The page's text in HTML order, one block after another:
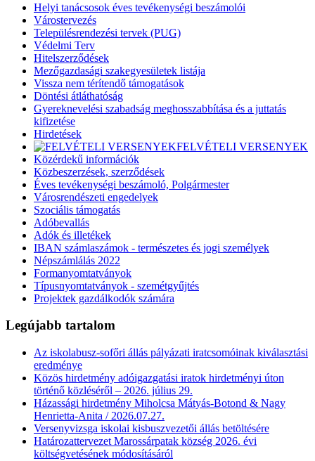
Helyi tanácsosok éves tevékenységi beszámolói
Várostervezés
Településrendezési tervek (PUG)
Védelmi Terv
Hitelszerződések
Mezőgazdasági szakegyesületek listája
Vissza nem térítendő támogatások
Döntési átláthatóság
Gyereknevelési szabadság meghosszabbítása és a juttatás
kifizetése
Hirdetések
FELVÉTELI VERSENYEK
Közérdekű információk
Közbeszerzések, szerződések
Éves tevékenységi beszámoló, Polgármester
Városrendészeti engedelyek
Szociális támogatás
Adóbevallás
Adók és illetékek
IBAN számlaszámok - természetes és jogi személyek
Népszámlálás 2022
Formanyomtatványok
Típusnyomtatványok - szemétgyűjtés
Projektek gazdálkodók számára
Legújabb tartalom
Az iskolabusz-sofőri állás pályázati iratcsomóinak kiválasztási
eredménye
Közös hirdetmény adóigazgatási iratok hirdetményi úton
történő közléséről – 2026. július 29.
Házassági hirdetmény Miholcsa Mátyás-Botond & Nagy
Henrietta-Anita / 2026.07.27.
Versenyvizsga iskolai kisbuszvezetői állás betöltésére
Határozattervezet Marossárpatak község 2026. évi
költségvetésének módosításáról